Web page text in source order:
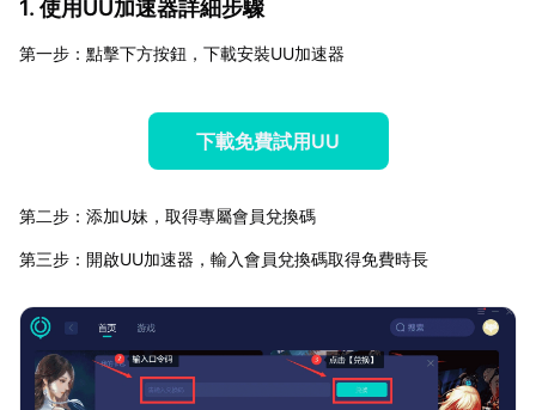
1. 使用UU加速器詳細步驟
第一步：點擊下方按鈕，下載安裝UU加速器
下載免費試用UU
第二步：添加U妹，取得專屬會員兌換碼
第三步：開啟UU加速器，輸入會員兌換碼取得免費時長